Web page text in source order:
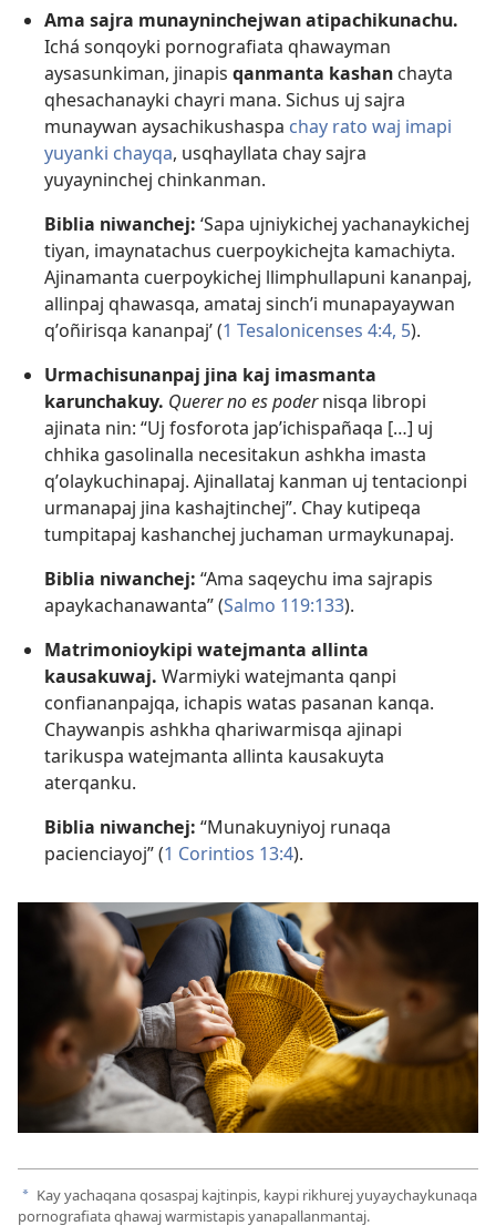
Ama sajra munayninchejwan atipachikunachu.
Ichá sonqoyki pornografiata qhawayman
aysasunkiman, jinapis qanmanta kashan chayta
qhesachanayki chayri mana. Sichus uj sajra
munaywan aysachikushaspa chay rato waj imapi
yuyanki chayqa, usqhayllata chay sajra
yuyayninchej chinkanman.
Biblia niwanchej: ‘Sapa ujniykichej yachanaykichej
tiyan, imaynatachus cuerpoykichejta kamachiyta.
Ajinamanta cuerpoykichej llimphullapuni kananpaj,
allinpaj qhawasqa, amataj sinchʼi munapayaywan
qʼoñirisqa kananpaj’ (1 Tesalonicenses 4:4, 5).
Urmachisunanpaj jina kaj imasmanta
karunchakuy. Querer no es podernisqa libropi
ajinata nin: “Uj fosforota japʼichispañaqa […] uj
chhika gasolinalla necesitakun ashkha imasta
qʼolaykuchinapaj. Ajinallataj kanman uj tentacionpi
urmanapaj jina kashajtinchej”. Chay kutipeqa
tumpitapaj kashanchej juchaman urmaykunapaj.
Biblia niwanchej: “Ama saqeychu ima sajrapis
apaykachanawanta” (Salmo 119:133).
Matrimonioykipi watejmanta allinta
kausakuwaj. Warmiyki watejmanta qanpi
confiananpajqa, ichapis watas pasanan kanqa.
Chaywanpis ashkha qhariwarmisqa ajinapi
tarikuspa watejmanta allinta kausakuyta
aterqanku.
Biblia niwanchej: “Munakuyniyoj runaqa
pacienciayoj” (1 Corintios 13:4).
a Kay yachaqana qosaspaj kajtinpis, kaypi rikhurej yuyaychaykunaqa
pornografiata qhawaj warmistapis yanapallanmantaj.